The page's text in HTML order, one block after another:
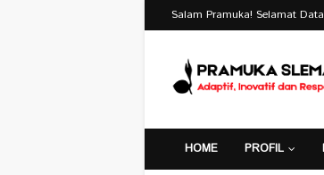
Salam Pramuka! Selamat
HOME PROFIL